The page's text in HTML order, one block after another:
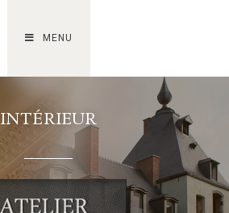
MENU
INTÉRIEUR